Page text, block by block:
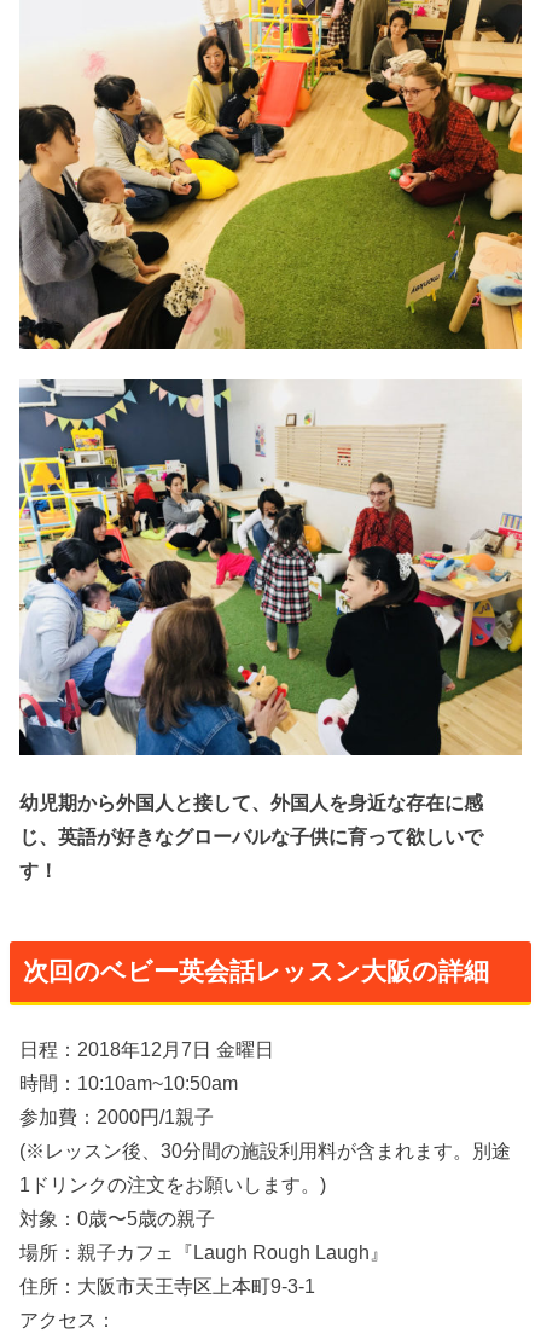
幼児期から外国人と接して、外国人を身近な存在に感
じ、英語が好きなグローバルな子供に育って欲しいで
す！
次回のベビー英会話レッスン大阪の詳細
日程：2018年12月7日 金曜日
時間：10:10am~10:50am
参加費：2000円/1親子
(※レッスン後、30分間の施設利用料が含まれます。別途
1ドリンクの注文をお願いします。)
対象：0歳〜5歳の親子
場所：親子カフェ『Laugh Rough Laugh』
住所：大阪市天王寺区上本町9-3-1
アクセス：